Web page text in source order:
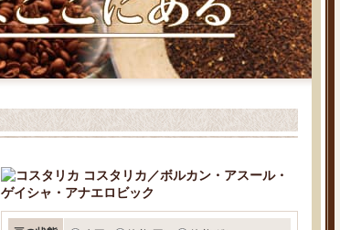
コスタリカ／ボルカン・アスール・
ゲイシャ・アナエロビック